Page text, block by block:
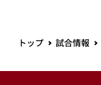
トップ 試合情報